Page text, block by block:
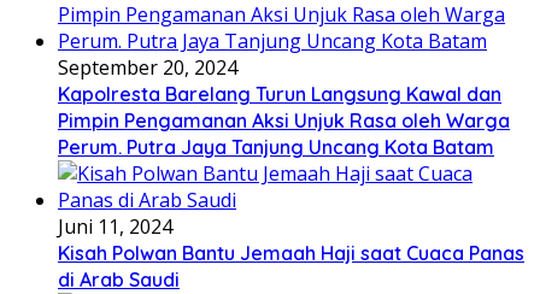
September 20, 2024
Kapolresta Barelang Turun Langsung Kawal dan
Pimpin Pengamanan Aksi Unjuk Rasa oleh Warga
Perum. Putra Jaya Tanjung Uncang Kota Batam
Juni 11, 2024
Kisah Polwan Bantu Jemaah Haji saat Cuaca Panas
di Arab Saudi